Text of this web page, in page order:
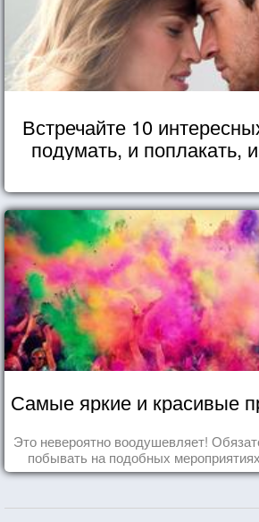
Встречайте 10
подумать, и поплакать,
Самые яркие и красивые
Это невероятно воодушевляет!
побывать на подобных
впечатлений!